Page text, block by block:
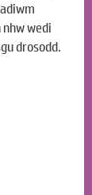
wedi
drosodd.